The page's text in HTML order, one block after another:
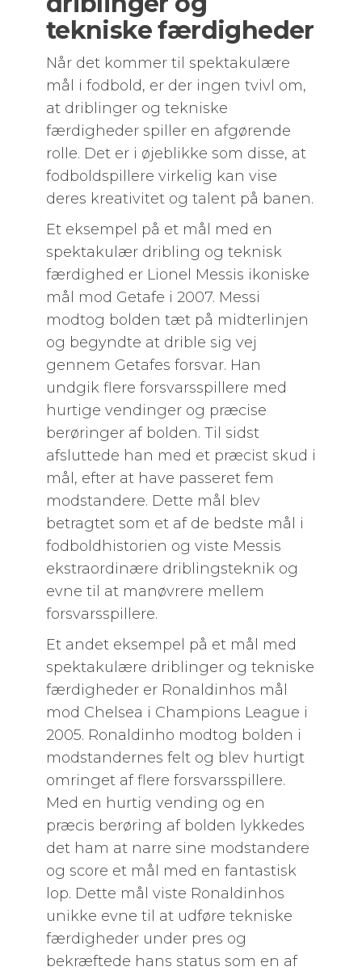
tekniske færdigheder
Når det kommer til spektakulære
mål i fodbold, er der ingen tvivl om,
at driblinger og tekniske
færdigheder spiller en afgørende
rolle. Det er i øjeblikke som disse, at
fodboldspillere virkelig kan vise
deres kreativitet og talent på banen.
Et eksempel på et mål med en
spektakulær dribling og teknisk
færdighed er Lionel Messis ikoniske
mål mod Getafe i 2007. Messi
modtog bolden tæt på midterlinjen
og begyndte at drible sig vej
gennem Getafes forsvar. Han
undgik flere forsvarsspillere med
hurtige vendinger og præcise
berøringer af bolden. Til sidst
afsluttede han med et præcist skud i
mål, efter at have passeret fem
modstandere. Dette mål blev
betragtet som et af de bedste mål i
fodboldhistorien og viste Messis
ekstraordinære driblingsteknik og
evne til at manøvrere mellem
forsvarsspillere.
Et andet eksempel på et mål med
spektakulære driblinger og tekniske
færdigheder er Ronaldinhos mål
mod Chelsea i Champions League i
2005. Ronaldinho modtog bolden i
modstandernes felt og blev hurtigt
omringet af flere forsvarsspillere.
Med en hurtig vending og en
præcis berøring af bolden lykkedes
det ham at narre sine modstandere
og score et mål med en fantastisk
lop. Dette mål viste Ronaldinhos
unikke evne til at udføre tekniske
færdigheder under pres og
bekræftede hans status som en af ​​